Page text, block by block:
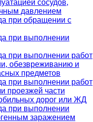
сосудов,
давлением
при обращении с
при выполнении
при выполнении работ
обезвреживанию и
предметов
при выполнении работ
проезжей части
дорог или ЖД
при выполнении
заражением